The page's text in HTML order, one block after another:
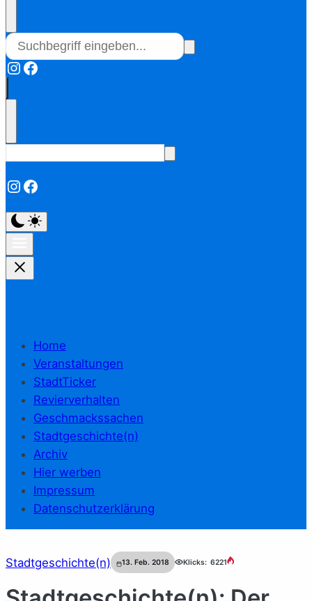
Instagram
Facebook
Instagram
Facebook
Home
Veranstaltungen
StadtTicker
Revierverhalten
Geschmackssachen
Stadtgeschichte(n)
Archiv
Hier werben
Impressum
Datenschutzerklärung
Stadtgeschichte(n) 13. Feb. 2018 Klicks: 6221